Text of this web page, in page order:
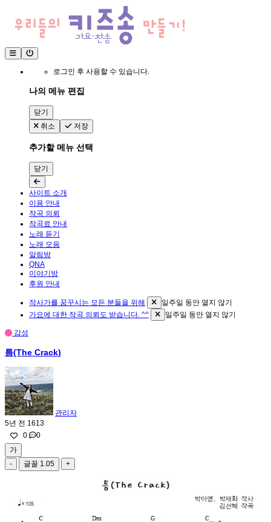
로그인 후 사용할 수 있습니다.
나의 메뉴 편집
닫기
취소
저장
추가할 메뉴 선택
닫기
사이트 소개
이용 안내
작곡 의뢰
작곡료 안내
노래 듣기
노래 모음
알림방
QNA
이야기방
후원 안내
작사가를 꿈꾸시는 모든 분들을 위해
일주일 동안 열지 않기
가요에 대한 작곡 의뢰도 받습니다. ^^
일주일 동안 열지 않기
감성
틈(The Crack)
관리자
5년 전 1613
0
0
가
-
글꼴 1.05 +